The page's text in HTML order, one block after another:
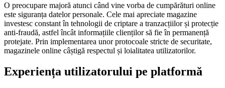
O preocupare majoră atunci când vine vorba de cumpărături online
este siguranța datelor personale. Cele mai apreciate magazine
investesc constant în tehnologii de criptare a tranzacțiilor și protecție
anti-fraudă, astfel încât informațiile clienților să fie în permanență
protejate. Prin implementarea unor protocoale stricte de securitate,
magazinele online câștigă respectul și loialitatea utilizatorilor.
Experiența utilizatorului pe platformă